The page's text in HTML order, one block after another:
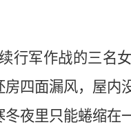
行军作战的三名
四面漏风，屋内
夜里只能蜷缩在